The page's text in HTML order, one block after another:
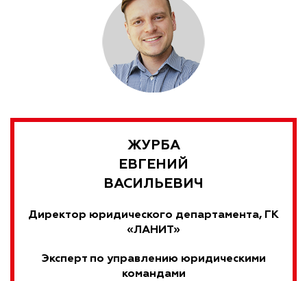
ЖУРБА
ЕВГЕНИЙ
ВАСИЛЬЕВИЧ
Директор юридического департамента, ГК
«ЛАНИТ»
Эксперт по управлению юридическими
командами